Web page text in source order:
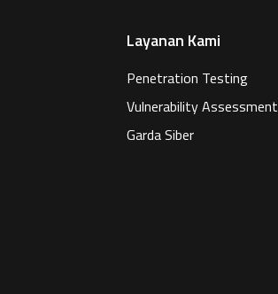
Layanan Kami
Penetration Testing
Vulnerability Assessment
Garda Siber